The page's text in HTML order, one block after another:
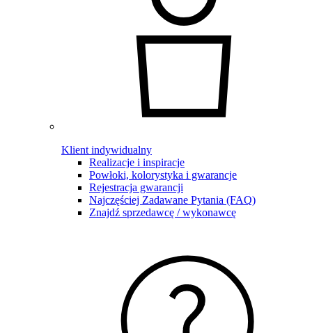
Klient indywidualny
Realizacje i inspiracje
Powłoki, kolorystyka i gwarancje
Rejestracja gwarancji
Najczęściej Zadawane Pytania (FAQ)
Znajdź sprzedawcę / wykonawcę